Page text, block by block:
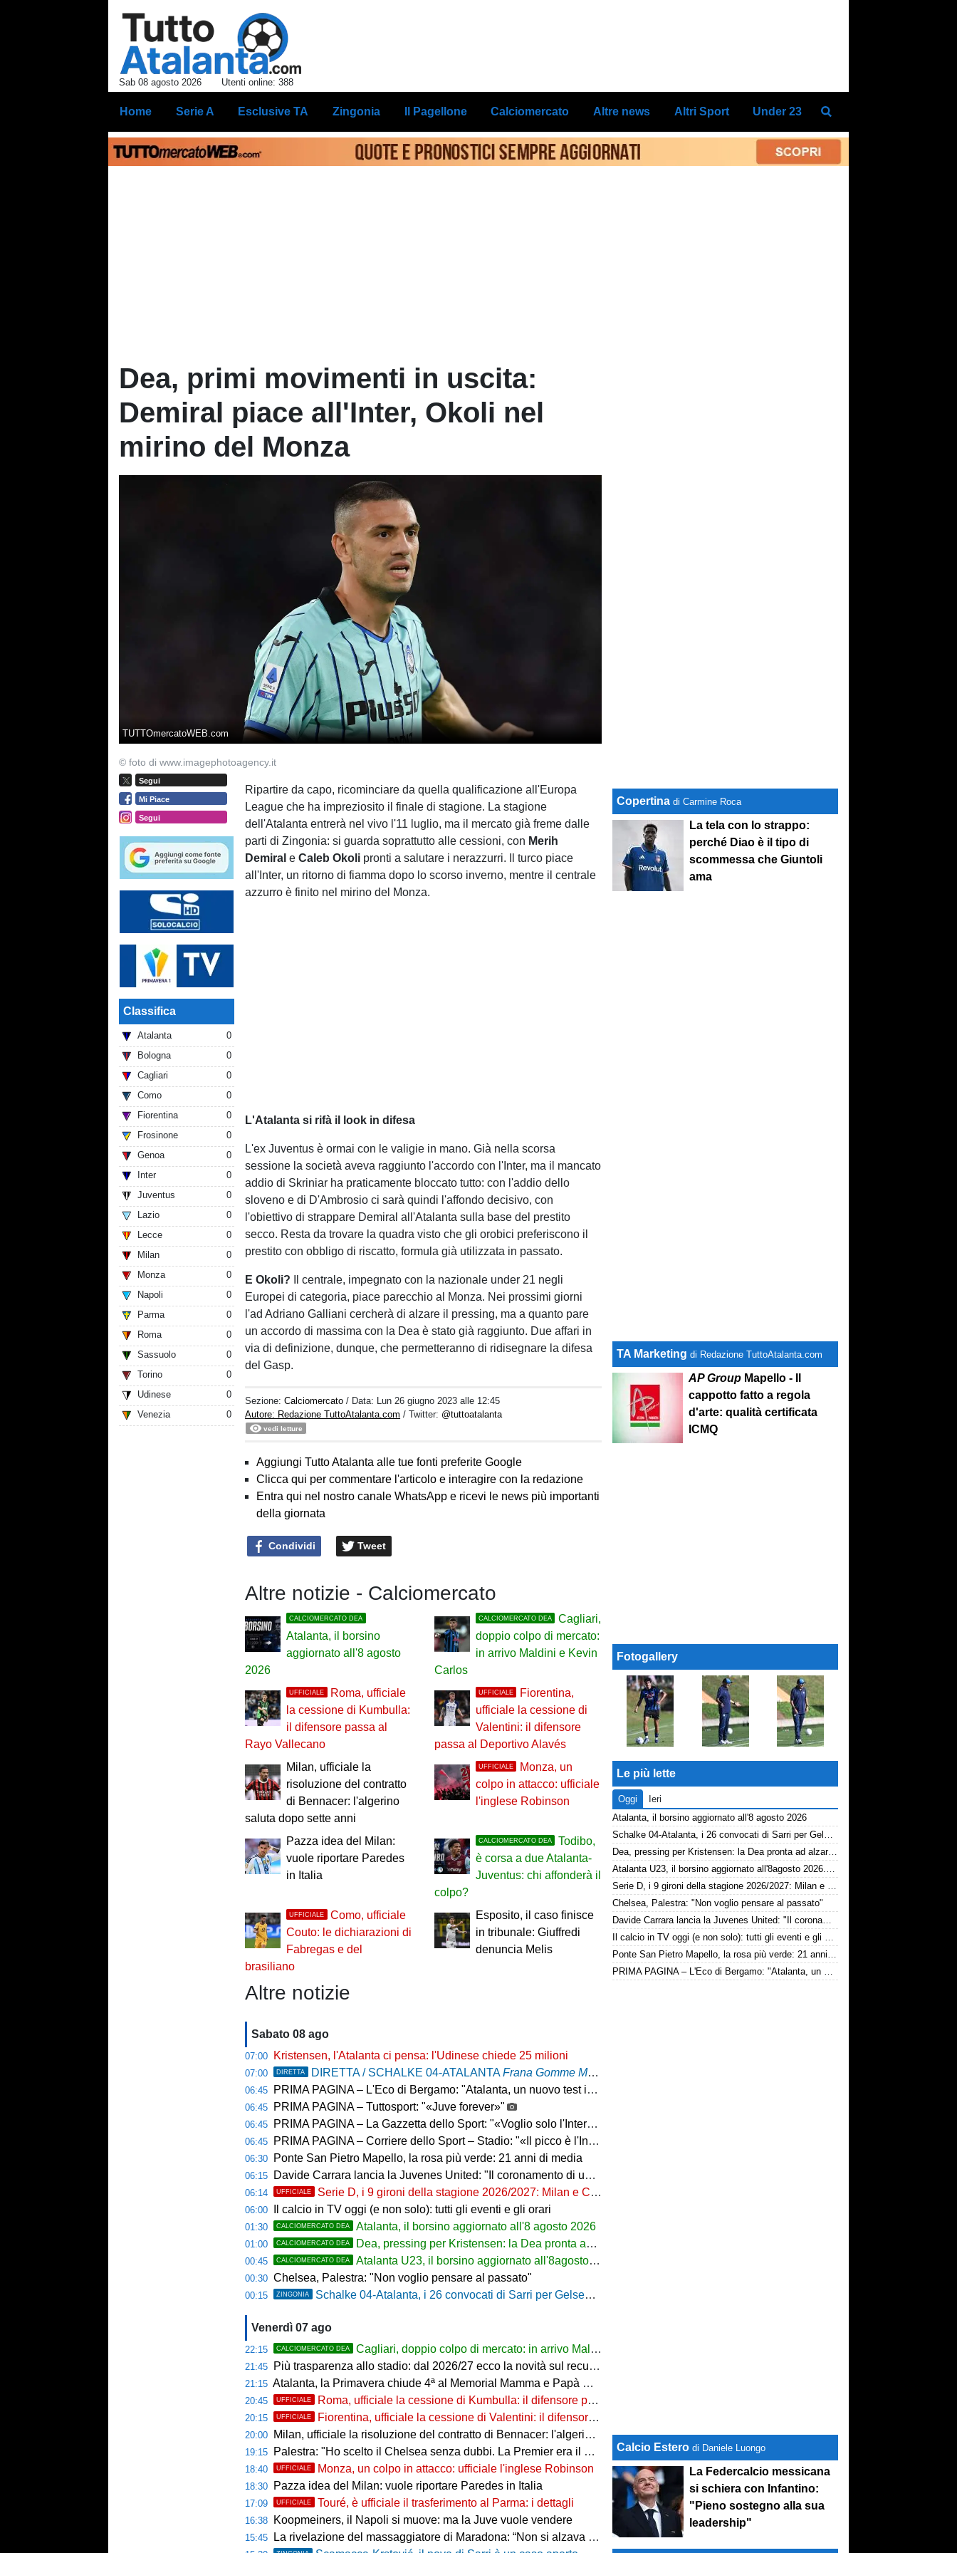
Sab 08 agosto 2026 Utenti online: 388
Home Serie A Esclusive TA Zingonia Il Pagellone Calciomercato Altre news Altri Sport Under 23
Dea, primi movimenti in uscita:
Demiral piace all'Inter, Okoli nel
mirino del Monza
TUTTOmercatoWEB.com
© foto di www.imagephotoagency.it
Segui
Mi Piace
Segui
Classifica
Atalanta
0
Bologna
0
Cagliari
0
Como
0
Fiorentina
0
Frosinone
0
Genoa
0
Inter
0
Juventus
0
Lazio
0
Lecce
0
Milan
0
Monza
0
Napoli
0
Parma
0
Roma
0
Sassuolo
0
Torino
0
Udinese
0
Venezia
0
Ripartire da capo, ricominciare da quella qualificazione all'Europa
League che ha impreziosito il finale di stagione. La stagione
dell'Atalanta entrerà nel vivo l'11 luglio, ma il mercato già freme dalle
parti di Zingonia: si guarda soprattutto alle cessioni, con Merih
DemiraleCaleb Okoli pronti a salutare i nerazzurri. Il turco piace
all'Inter, un ritorno di fiamma dopo lo scorso inverno, mentre il centrale
azzurro è finito nel mirino del Monza.
L'Atalanta si rifà il look in difesa
L'ex Juventus è ormai con le valigie in mano. Già nella scorsa
sessione la società aveva raggiunto l'accordo con l'Inter, ma il mancato
addio di Skriniar ha praticamente bloccato tutto: con l'addio dello
sloveno e di D'Ambrosio ci sarà quindi l'affondo decisivo, con
l'obiettivo di strappare Demiral all'Atalanta sulla base del prestito
secco. Resta da trovare la quadra visto che gli orobici preferiscono il
prestito con obbligo di riscatto, formula già utilizzata in passato.
E Okoli? Il centrale, impegnato con la nazionale under 21 negli
Europei di categoria, piace parecchio al Monza. Nei prossimi giorni
l'ad Adriano Galliani cercherà di alzare il pressing, ma a quanto pare
un accordo di massima con la Dea è stato già raggiunto. Due affari in
via di definizione, dunque, che permetteranno di ridisegnare la difesa
del Gasp.
Sezione:Calciomercato / Data: Lun 26 giugno 2023 alle 12:45
Autore: Redazione TuttoAtalanta.com / Twitter: @tuttoatalanta
vedi letture
Aggiungi Tutto Atalanta alle tue fonti preferite Google
Clicca qui per commentare l'articolo e interagire con la redazione
Entra qui nel nostro canale WhatsApp e ricevi le news più importanti
della giornata
Condividi Tweet
Altre notizie - Calciomercato
CALCIOMERCATO DEA
Atalanta, il borsino
aggiornato all'8 agosto
2026
CALCIOMERCATO DEA
Cagliari,
doppio colpo di mercato:
in arrivo Maldini e Kevin
Carlos
UFFICIALE
Roma, ufficiale
la cessione di Kumbulla:
il difensore passa al
Rayo Vallecano
UFFICIALE
Fiorentina,
ufficiale la cessione di
Valentini: il difensore
passa al Deportivo Alavés
Milan, ufficiale la
risoluzione del contratto
di Bennacer: l'algerino
saluta dopo sette anni
UFFICIALE
Monza, un
colpo in attacco: ufficiale
l'inglese Robinson
Pazza idea del Milan:
vuole riportare Paredes
in Italia
CALCIOMERCATO DEA
Todibo,
è corsa a due Atalanta-
Juventus: chi affonderà il
colpo?
UFFICIALE
Como, ufficiale
Couto: le dichiarazioni di
Fabregas e del
brasiliano
Esposito, il caso finisce
in tribunale: Giuffredi
denuncia Melis
Altre notizie
Sabato 08 ago
07:00 Kristensen, l'Atalanta ci pensa: l'Udinese chiede 25 milioni
07:00 DIRETTA DIRETTA / SCHALKE 04-ATALANTAFrana Gomme Madone
06:45 PRIMA PAGINA – L'Eco di Bergamo: "Atalanta, un nuovo test internazionale oggi in Germania"
06:45 PRIMA PAGINA – Tuttosport: "«Juve forever»"
06:45 PRIMA PAGINA – La Gazzetta dello Sport: "«Voglio solo l'Inter»"
06:45 PRIMA PAGINA – Corriere dello Sport – Stadio: "«Il picco è l'Inter»"
06:30 Ponte San Pietro Mapello, la rosa più verde: 21 anni di media
06:15 Davide Carrara lancia la Juvenes United: "Il coronamento di un progetto, nove ragazzi del 2007 in prima squadra"
06:14 UFFICIALE Serie D, i 9 gironi della stagione 2026/2027: Milan e Chievo nel B, le bergamasche...
06:00 Il calcio in TV oggi (e non solo): tutti gli eventi e gli orari
01:30 CALCIOMERCATO DEA Atalanta, il borsino aggiornato all'8 agosto 2026
01:00 CALCIOMERCATO DEA Dea, pressing per Kristensen: la Dea pronta ad alzare l'offerta all'Udinese
00:45 CALCIOMERCATO DEA Atalanta U23, il borsino aggiornato all'8agosto 2026. Cantiere aperto per Beati
00:30 Chelsea, Palestra: "Non voglio pensare al passato"
00:15 ZINGONIA Schalke 04-Atalanta, i 26 convocati di Sarri per Gelsenkirchen
Venerdì 07 ago
22:15 CALCIOMERCATO DEA Cagliari, doppio colpo di mercato: in arrivo Maldini e Kevin Carlos
21:45 Più trasparenza allo stadio: dal 2026/27 ecco la novità sul recupero
21:15 Atalanta, la Primavera chiude 4ª al Memorial Mamma e Papà Cairo
20:45 UFFICIALE Roma, ufficiale la cessione di Kumbulla: il difensore passa al Rayo Vallecano
20:15 UFFICIALE Fiorentina, ufficiale la cessione di Valentini: il difensore passa al Deportivo Alavés
20:00 Milan, ufficiale la risoluzione del contratto di Bennacer: l'algerino saluta dopo sette anni
19:15 Palestra: "Ho scelto il Chelsea senza dubbi. La Premier era il mio sogno"
18:40 UFFICIALE Monza, un colpo in attacco: ufficiale l'inglese Robinson
18:30 Pazza idea del Milan: vuole riportare Paredes in Italia
17:09 UFFICIALE Touré, è ufficiale il trasferimento al Parma: i dettagli
16:38 Koopmeiners, il Napoli si muove: ma la Juve vuole vendere
15:45 La rivelazione del massaggiatore di Maradona: “Non si alzava dal letto, ero preoccupato”
Copertina di Carmine Roca
La tela con lo strappo:
perché Diao è il tipo di
scommessa che Giuntoli
ama
TA Marketing di Redazione TuttoAtalanta.com
AP Group Mapello - Il
cappotto fatto a regola
d'arte: qualità certificata
ICMQ
Fotogallery
Le più lette
Oggi
Ieri
Atalanta, il borsino aggiornato all'8 agosto 2026
Schalke 04-Atalanta, i 26 convocati di Sarri per Gelsenkirchen
Dea, pressing per Kristensen: la Dea pronta ad alzare l'offerta all'Udinese
Atalanta U23, il borsino aggiornato all'8agosto 2026. Cantiere aperto per Beati
Serie D, i 9 gironi della stagione 2026/2027: Milan e Chievo nel B, le bergamasche...
Chelsea, Palestra: "Non voglio pensare al passato"
Davide Carrara lancia la Juvenes United: "Il coronamento di un progetto, nove ragazzi del 2007 in prima squadra"
Il calcio in TV oggi (e non solo): tutti gli eventi e gli orari
Ponte San Pietro Mapello, la rosa più verde: 21 anni di media
PRIMA PAGINA – L'Eco di Bergamo: "Atalanta, un nuovo test internazionale oggi in Germania"
Calcio Estero di Daniele Luongo
La Federcalcio messicana
si schiera con Infantino:
"Pieno sostegno alla sua
leadership"